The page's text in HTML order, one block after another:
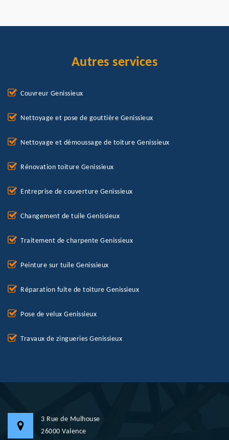
Autres services
Couvreur Genissieux
Nettoyage et pose de gouttière Genissieux
Nettoyage et démoussage de toiture Genissieux
Rénovation toiture Genissieux
Entreprise de couverture Genissieux
Changement de tuile Genissieux
Traitement de charpente Genissieux
Peinture sur tuile Genissieux
Réparation fuite de toiture Genissieux
Pose de velux Genissieux
Travaux de zingueries Genissieux
3 Rue de Mulhouse
26000 Valence